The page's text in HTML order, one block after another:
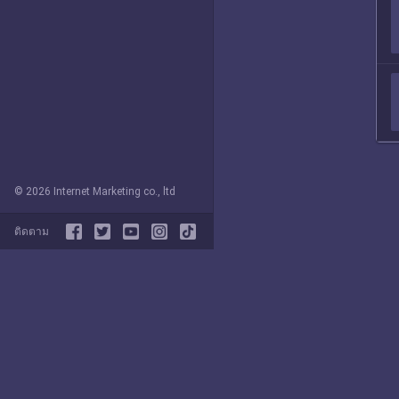
© 2026 Internet Marketing co., ltd
ติดตาม